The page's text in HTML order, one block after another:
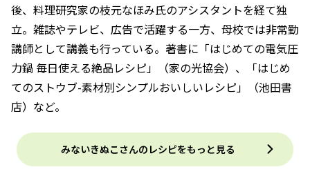
後、料理研究家の枝元なほみ氏のアシスタントを経て独
立。雑誌やテレビ、広告で活躍する一方、母校では非常勤
講師として講義も行っている。著書に「はじめての電気圧
力鍋 毎日使える絶品レシピ」（家の光協会）、「はじめ
てのストウブ-素材別シンプルおいしいレシピ」（池田書
店）など。
みないきぬこさんのレシピをもっと見る